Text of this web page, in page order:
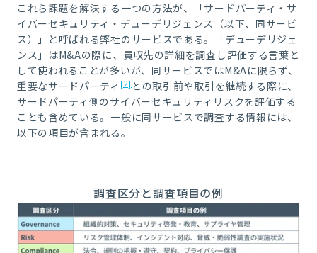
これら課題を解決する一つの方法が、「サードパーティ・サ
イバーセキュリティ・デューデリジェンス（以下、同サービ
ス）」と呼ばれる弊社のサービスである。「デューデリジェ
ンス」はM&Aの際に、買収先の詳細を調査し評価する言葉と
して使われることが多いが、同サービスではM&Aに限らず、
重要なサードパーティ[2]との取引前や取引を継続する際に、
サードパーティ側のサイバーセキュリティリスクを評価する
ことも含めている。一般に同サービスで調査する情報には、
以下の項目が含まれる。
調査区分と調査項目の例